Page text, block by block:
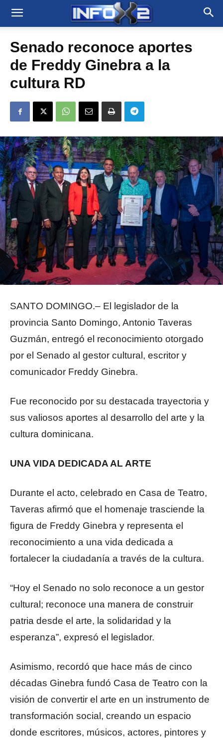
Senado reconoce aportes
de Freddy Ginebra a la
cultura RD
SANTO DOMINGO.– El legislador de la
provincia Santo Domingo, Antonio Taveras
Guzmán, entregó el reconocimiento otorgado
por el Senado al gestor cultural, escritor y
comunicador Freddy Ginebra.
Fue reconocido por su destacada trayectoria y
sus valiosos aportes al desarrollo del arte y la
cultura dominicana.
UNA VIDA DEDICADA AL ARTE
Durante el acto, celebrado en Casa de Teatro,
Taveras afirmó que el homenaje trasciende la
figura de Freddy Ginebra y representa el
reconocimiento a una vida dedicada a
fortalecer la ciudadanía a través de la cultura.
“Hoy el Senado no solo reconoce a un gestor
cultural; reconoce una manera de construir
patria desde el arte, la solidaridad y la
esperanza”, expresó el legislador.
Asimismo, recordó que hace más de cinco
décadas Ginebra fundó Casa de Teatro con la
visión de convertir el arte en un instrumento de
transformación social, creando un espacio
donde escritores, músicos, actores, pintores y